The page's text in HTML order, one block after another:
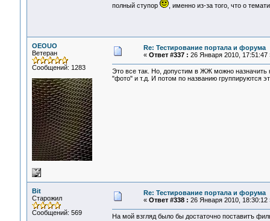
полный ступор
, именно из-за того, что о
OEOUO
Ветеран
Сообщений: 1283
Re: Тестирование портала и форума
« Ответ #337 : 26 Января 2010, 17:51:47
Это все так. Но, допустим в ЖЖ можно назначить
"фото" и т.д. И потом по названию группируются
Bit
Старожил
Сообщений: 569
Re: Тестирование портала и форума
« Ответ #338 : 26 Января 2010, 18:30:12
На мой взгляд было бы достаточно поставитъ